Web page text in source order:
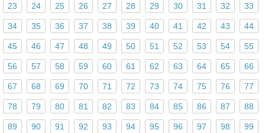
23 24 25 26 27 28 29 30 31 32 33
34 35 36 37 38 39 40 41 42 43 44
45 46 47 48 49 50 51 52 53 54 55
56 57 58 59 60 61 62 63 64 65 66
67 68 69 70 71 72 73 74 75 76 77
78 79 80 81 82 83 84 85 86 87 88
89 90 91 92 93 94 95 96 97 98 99